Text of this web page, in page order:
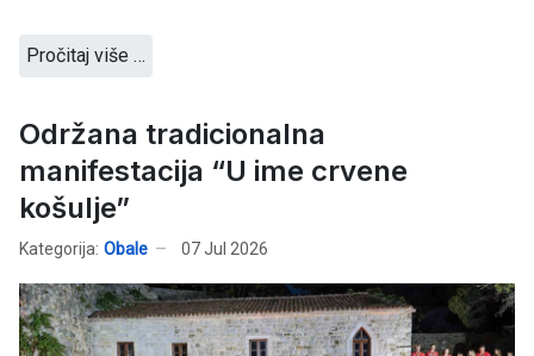
Pročitaj više …
Održana tradicionalna
manifestacija “U ime crvene
košulje”
Kategorija: Obale 07 Jul 2026